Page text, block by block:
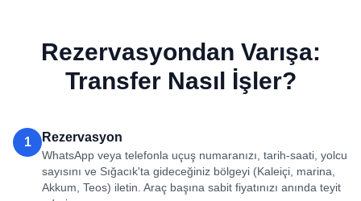
Rezervasyondan Varışa:
Transfer Nasıl İşler?
1 Rezervasyon
WhatsApp veya telefonla uçuş numaranızı, tarih-saati, yolcu
sayısını ve Sığacık'ta gideceğiniz bölgeyi (Kaleiçi, marina,
Akkum, Teos) iletin. Araç başına sabit fiyatınızı anında teyit